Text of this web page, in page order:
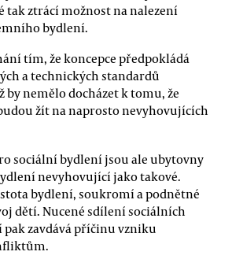
tak ztrácí možnost na nalezení
bydlení.
tím, že koncepce předpokládá
a technických standardů
by nemělo docházet k tomu, že
žít na naprosto nevyhovujících
sociální bydlení jsou ale ubytovny
nevyhovující jako takové.
bydlení, soukromí a podnětné
dětí. Nucené sdílení sociálních
zavdává příčinu vzniku